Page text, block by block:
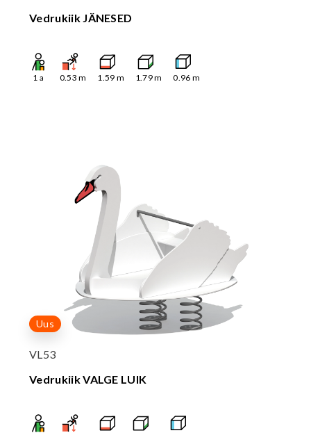
Vedrukiik JÄNESED
1 a 0.53 m 1.59 m 1.79m 0.96 m
Uus
VL53
Vedrukiik VALGE LUIK